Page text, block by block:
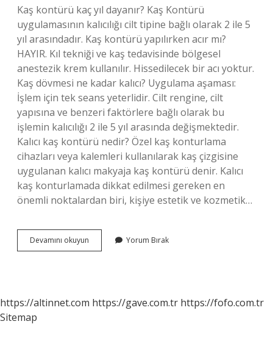
Kaş kontürü kaç yıl dayanır? Kaş Kontürü
uygulamasının kalıcılığı cilt tipine bağlı olarak 2 ile 5
yıl arasındadır. Kaş kontürü yapılırken acır mı?
HAYIR. Kıl tekniği ve kaş tedavisinde bölgesel
anestezik krem ​​kullanılır. Hissedilecek bir acı yoktur.
Kaş dövmesi ne kadar kalıcı? Uygulama aşaması:
İşlem için tek seans yeterlidir. Cilt rengine, cilt
yapısına ve benzeri faktörlere bağlı olarak bu
işlemin kalıcılığı 2 ile 5 yıl arasında değişmektedir.
Kalıcı kaş kontürü nedir? Özel kaş konturlama
cihazları veya kalemleri kullanılarak kaş çizgisine
uygulanan kalıcı makyaja kaş kontürü denir. Kalıcı
kaş konturlamada dikkat edilmesi gereken en
önemli noktalardan biri, kişiye estetik ve kozmetik…
Devamını okuyun
Kontürü
Yorum Bırak
https://altinnet.com https://gave.com.tr https://fofo.com.tr
Sitemap